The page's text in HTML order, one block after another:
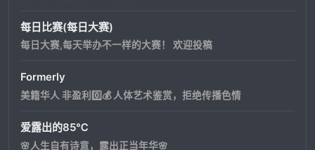
每日比赛(每日大赛)
每日大赛,每天举办不一样的大赛！ 欢迎投稿
Formerly
美籍华人 非盈利0️⃣💰 人体艺术鉴赏，拒绝传播色情
爱露出的85℃
🌸人生自有诗意，露出正当年华🌸